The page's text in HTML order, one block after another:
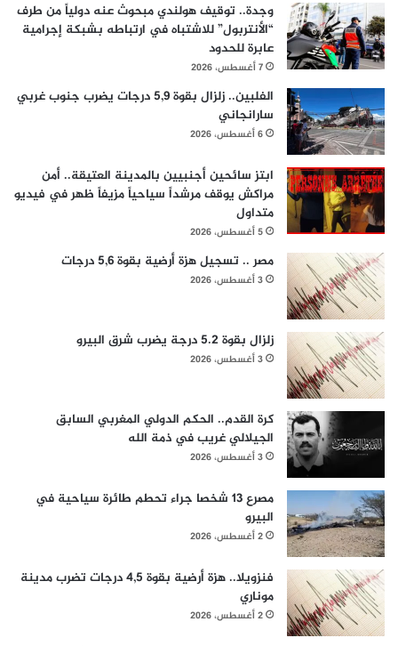
وجدة.. توقيف هولندي مبحوث عنه دولياً من طرف
“الأنتربول” للاشتباه في ارتباطه بشبكة إجرامية
عابرة للحدود
7 أغسطس، 2026
الفلبين.. زلزال بقوة 5,9 درجات يضرب جنوب غربي
سارانجاني
6 أغسطس، 2026
ابتز سائحين أجنبيين بالمدينة العتيقة.. أمن
مراكش يوقف مرشداً سياحياً مزيفاً ظهر في فيديو
متداول
5 أغسطس، 2026
مصر .. تسجيل هزة أرضية بقوة 5,6 درجات
3 أغسطس، 2026
زلزال بقوة 5.2 درجة يضرب شرق البيرو
3 أغسطس، 2026
كرة القدم.. الحكم الدولي المغربي السابق
الجيلالي غريب في ذمة الله
3 أغسطس، 2026
مصرع 13 شخصا جراء تحطم طائرة سياحية في
البيرو
2 أغسطس، 2026
فنزويلا.. هزة أرضية بقوة 4,5 درجات تضرب مدينة
موناري
2 أغسطس، 2026